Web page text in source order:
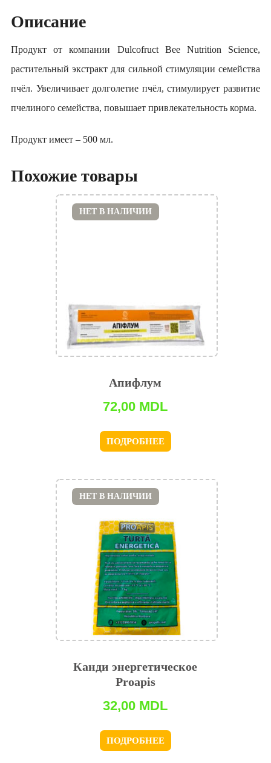
Описание
Продукт от компании Dulcofruct Bee Nutrition Science,
растительный экстракт для сильной стимуляции семейства
пчёл. Увеличивает долголетие пчёл, стимулирует развитие
пчелиного семейства, повышает привлекательность корма.
Продукт имеет – 500 мл.
Похожие товары
Апифлум
72,00 MDL
ПОДРОБНЕЕ
НЕТ В НАЛИЧИИ
Канди энергетическое
Proapis
32,00 MDL
ПОДРОБНЕЕ
НЕТ В НАЛИЧИИ